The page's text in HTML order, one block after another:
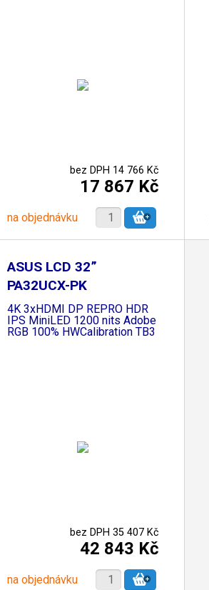
bez DPH 14 766 Kč
17 867 Kč
na objednávku
ASUS LCD 32”
PA32UCX-PK
3840x2160 ProArt
4K 3xHDMI DP REPRO HDR
IPS MiniLED 1200 nits Adobe
RGB 100% HWCalibration TB3
bez DPH 35 407 Kč
42 843 Kč
na objednávku